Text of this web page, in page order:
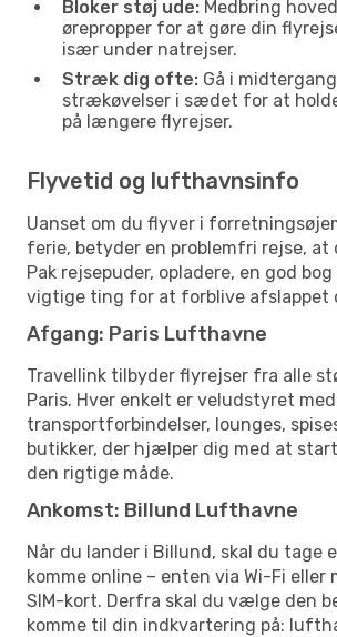
Bloker støj ude: Medbring
ørepropper for at gøre din
især under natrejser.
Stræk dig ofte: Gå i
strækøvelser i sædet for at
på længere flyrejser.
Flyvetid og lufthavnsinfo
Uanset om du flyver i
ferie, betyder en problemfri rejse, at
Pak rejsepuder, opladere, en god
vigtige ting for at forblive afslappet
Afgang: Paris Lufthavne
Travellink tilbyder flyrejser fra alle
Paris. Hver enkelt er veludstyret med
transportforbindelser, lounges,
butikker, der hjælper dig med at
den rigtige måde.
Ankomst: Billund Lufthavne
Når du lander i Billund, skal du tage
komme online – enten via Wi-Fi eller
SIM-kort. Derfra skal du vælge den
komme til din indkvartering på: